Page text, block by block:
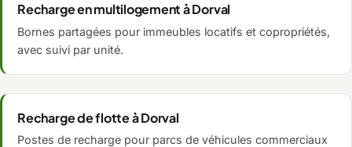
Recharge en multilogement à Dorval
Bornes partagées pour immeubles locatifs et copropriétés,
avec suivi par unité.
Recharge de flotte à Dorval
Postes de recharge pour parcs de véhicules commerciaux